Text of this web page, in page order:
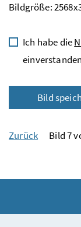
Bildgröße:
Ich habe die
Bild
Zurück Bild 7